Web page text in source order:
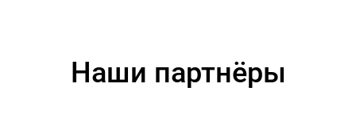
Наши партнёры